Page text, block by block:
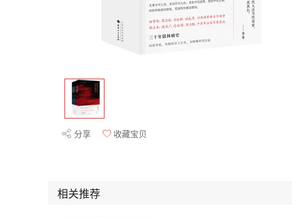
分享 收藏宝贝
相关推荐